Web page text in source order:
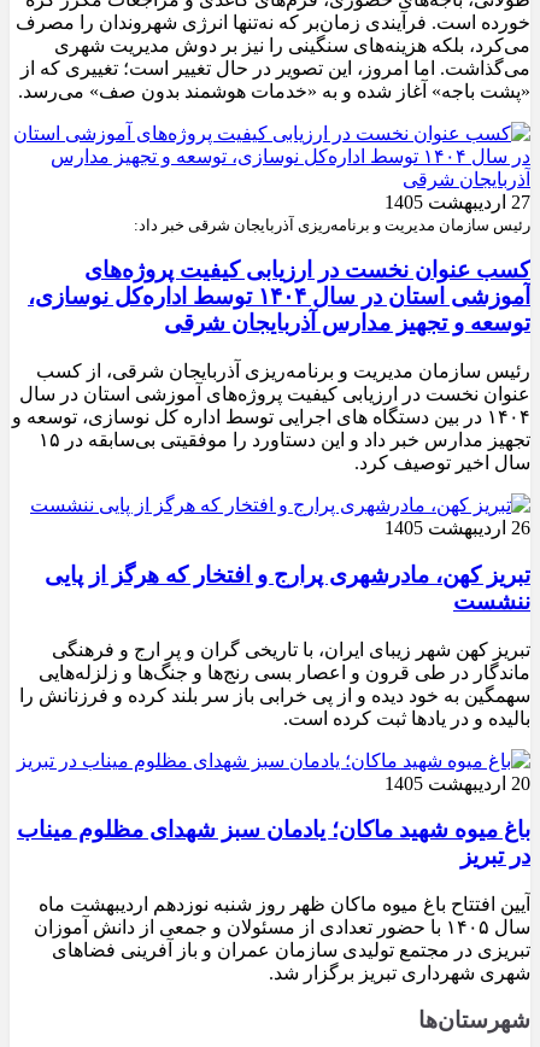
خورده است. فرآیندی زمان‌بر که نه‌تنها انرژی شهروندان را مصرف
می‌کرد، بلکه هزینه‌های سنگینی را نیز بر دوش مدیریت شهری
می‌گذاشت. اما امروز، این تصویر در حال تغییر است؛ تغییری که از
«پشت باجه» آغاز شده و به «خدمات هوشمند بدون صف» می‌رسد.
27 اردیبهشت 1405
رئیس سازمان مدیریت و برنامه‌ریزی آذربایجان شرقی خبر داد:
کسب عنوان نخست در ارزیابی کیفیت پروژه‌های
آموزشی استان در سال ۱۴۰۴ توسط اداره‌کل نوسازی،
توسعه و تجهیز مدارس آذربایجان شرقی
رئیس سازمان مدیریت و برنامه‌ریزی آذربایجان شرقی، از کسب
عنوان نخست در ارزیابی کیفیت پروژه‌های آموزشی استان در سال
۱۴۰۴ در بین دستگاه های اجرایی توسط اداره کل نوسازی، توسعه و
تجهیز مدارس خبر داد و این دستاورد را موفقیتی بی‌سابقه در ۱۵
سال اخیر توصیف کرد.
26 اردیبهشت 1405
تبریز کهن، مادرشهری پرارج و افتخار که هرگز از پایی
ننشست
تبریز کهن شهر زیبای ایران، با تاریخی گران و پر ارج و فرهنگی
ماندگار در طی قرون و اعصار بسی رنج‌ها و جنگ‌ها و زلزله‌هایی
سهمگین به خود دیده و از پی خرابی باز سر بلند کرده و فرزنانش را
بالیده و در یادها ثبت کرده است.
20 اردیبهشت 1405
باغ میوه شهید ماکان؛ یادمان سبز شهدای مظلوم میناب
در تبریز
آیین افتتاح باغ میوه ماکان ظهر روز شنبه نوزدهم اردیبهشت ماه
سال ۱۴۰۵ با حضور تعدادی از مسئولان و جمعی از دانش آموزان
تبریزی در مجتمع تولیدی سازمان عمران و باز آفرینی فضاهای
شهری شهرداری تبریز برگزار شد.
شهرستان‌ها